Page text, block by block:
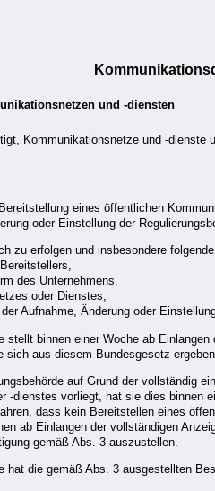
und -diensten
Kommunikationsnetze und -
eines öffentlichen
oder Einstellung der
zu erfolgen und insbesondere
des Unternehmens,
oder Dienstes,
Aufnahme, Änderung oder
stellt binnen einer Woche ab
sich aus diesem Bundesgesetz
auf Grund der vollständig
-dienstes vorliegt, hat sie dies binnen
dass kein Bereitstellen eines
ab Einlangen der vollständigen
gemäß Abs. 3 auszustellen.
hat die gemäß Abs. 3 ausgestellten